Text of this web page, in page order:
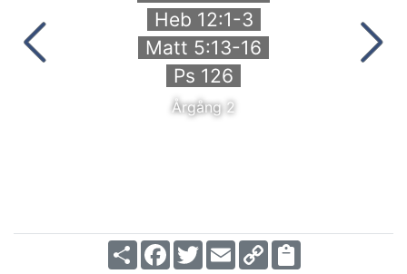
Heb 12:1-3
Matt 5:13-16
Ps 126
Årgång 2
ShareFacebook
TwitterEmailCopy
Link